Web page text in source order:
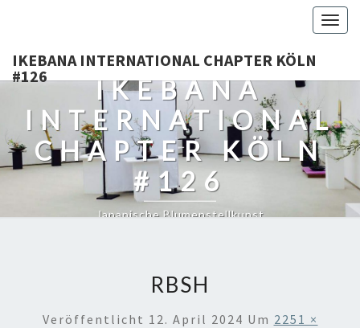
IKEBANA INTERNATIONAL CHAPTER KÖLN
#126
IKEBANA
INTERNATIONAL
CHAPTER KÖLN
#126
Japanische Blumenstellkunst
RBSH
Veröffentlicht 12. April 2024 Um 2251 ×